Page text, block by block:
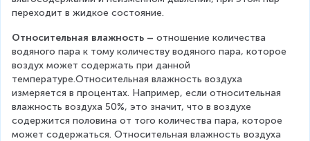
переходит в жидкое состояние.
Относительная влажность – отношение количества
водяного пара к тому количеству водяного пара, которое
воздух может содержать при данной
температуре.Относительная влажность воздуха
измеряется в процентах. Например, если относительная
влажность воздуха 50%, это значит, что в воздухе
содержится половина от того количества пара, которое
может содержаться. Относительная влажность воздуха